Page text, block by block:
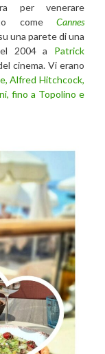
per venerare
comeCannes
una parete di una
2004 a Patrick
cinema. Vi erano
Alfred Hitchcock,
fino a Topolino e